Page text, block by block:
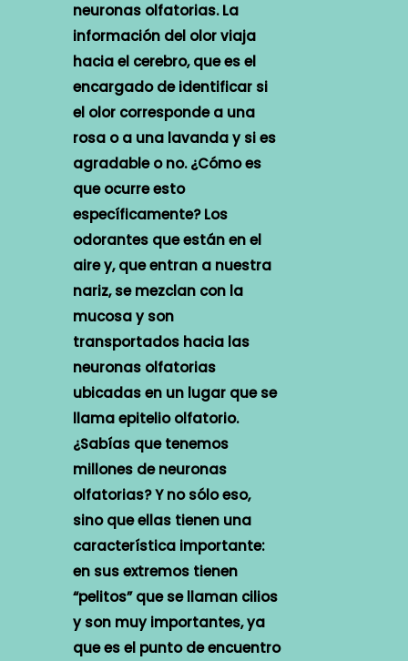
neuronas olfatorias. La
información del olor viaja
hacia el cerebro, que es el
encargado de identificar si
el olor corresponde a una
rosa o a una lavanda y si es
agradable o no. ¿Cómo es
que ocurre esto
específicamente? Los
odorantes que están en el
aire y, que entran a nuestra
nariz, se mezclan con la
mucosa y son
transportados hacia las
neuronas olfatorias
ubicadas en un lugar que se
llama epitelio olfatorio.
¿Sabías que tenemos
millones de neuronas
olfatorias? Y no sólo eso,
sino que ellas tienen una
característica importante:
en sus extremos tienen
“pelitos” que se llaman cilios
y son muy importantes, ya
que es el punto de encuentro